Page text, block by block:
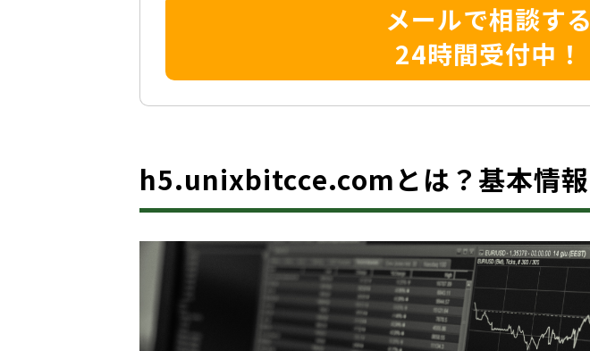
メールで相談する
24時間受付中！
h5.unixbitcce.comとは？基本情報